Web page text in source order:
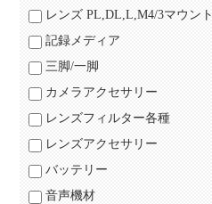
レンズ PL,DL,L,M4/3マウント
記録メディア
三脚/一脚
カメラアクセサリー
レンズフィルター各種
レンズアクセサリー
バッテリー
音声機材